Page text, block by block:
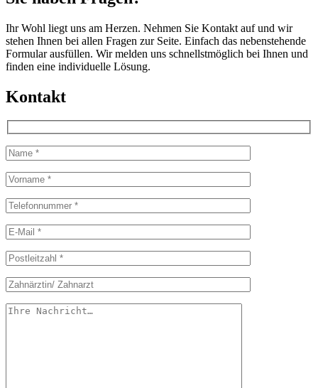
Ihr Wohl liegt uns am Herzen. Nehmen Sie Kontakt auf und wir
stehen Ihnen bei allen Fragen zur Seite. Einfach das nebenstehende
Formular ausfüllen. Wir melden uns schnellstmöglich bei Ihnen und
finden eine individuelle Lösung.
Kontakt